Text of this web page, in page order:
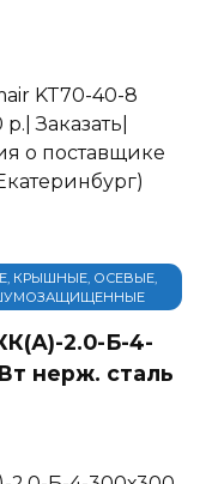
KT70-40-8
Заказать|
о поставщике
КРЫШНЫЕ, ОСЕВЫЕ,
2.0-Б-4-
нерж. сталь